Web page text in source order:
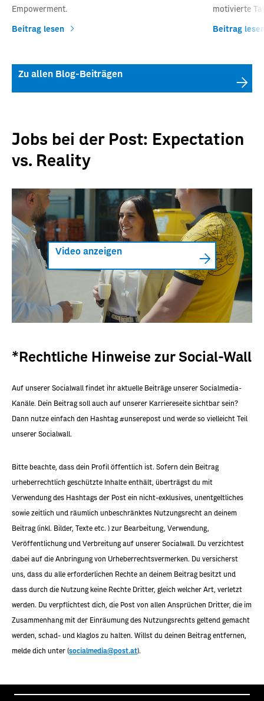
Empowerment.
Beitrag lesen
motivierte
Beitrag
Zu allen Blog-Beiträgen
Jobs bei der Post: Expectation
vs. Reality
Video anzeigen
*Rechtliche Hinweise zur Social-Wall
Auf unserer Socialwall findet ihr aktuelle Beiträge unserer Socialmedia-
Kanäle. Dein Beitrag soll auch auf unserer Karriereseite sichtbar sein?
Dann nutze einfach den Hashtag #unserepost und werde so vielleicht Teil
unserer Socialwall.
Bitte beachte, dass dein Profil öffentlich ist. Sofern dein Beitrag
urheberrechtlich geschützte Inhalte enthält, überträgst du mit
Verwendung des Hashtags der Post ein nicht-exklusives, unentgeltliches
sowie zeitlich und räumlich unbeschränktes Nutzungsrecht an deinem
Beitrag (inkl. Bilder, Texte etc. ) zur Bearbeitung, Verwendung,
Veröffentlichung und Verbreitung auf unserer Socialwall. Du verzichtest
dabei auf die Anbringung von Urheberrechtsvermerken. Du versicherst
uns, dass du alle erforderlichen Rechte an deinem Beitrag besitzt und
dass durch die Nutzung keine Rechte Dritter, gleich welcher Art, verletzt
werden. Du verpflichtest dich, die Post von allen Ansprüchen Dritter, die im
Zusammenhang mit der Einräumung des Nutzungsrechts geltend gemacht
werden, schad- und klaglos zu halten. Willst du deinen Beitrag entfernen,
melde dich unter (socialmedia@post.at).